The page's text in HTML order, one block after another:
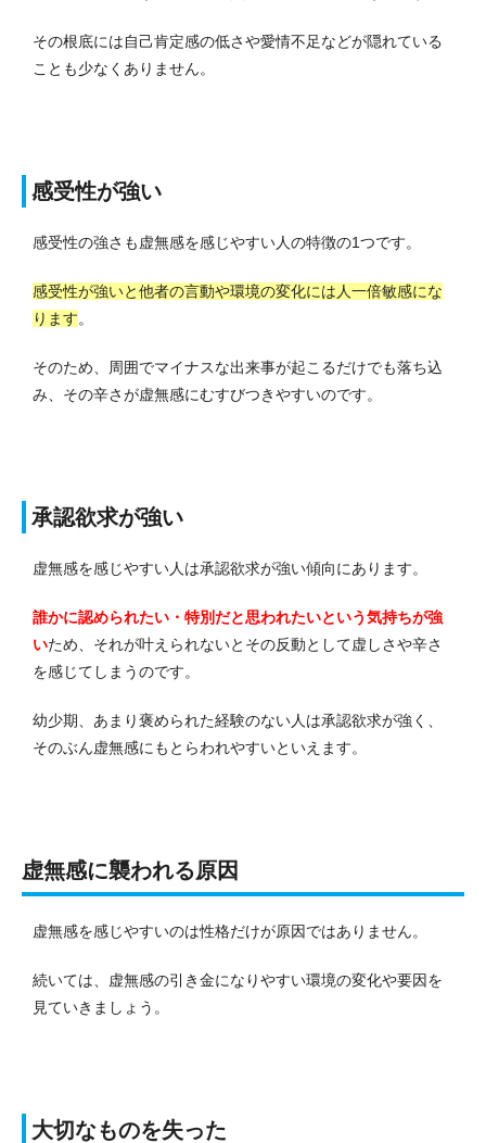
その根底には自己肯定感の低さや愛情不足などが隠れている
ことも少なくありません。
感受性が強い
感受性の強さも虚無感を感じやすい人の特徴の1つです。
感受性が強いと他者の言動や環境の変化には人一倍敏感にな
ります。
そのため、周囲でマイナスな出来事が起こるだけでも落ち込
み、その辛さが虚無感にむすびつきやすいのです。
承認欲求が強い
虚無感を感じやすい人は承認欲求が強い傾向にあります。
誰かに認められたい・特別だと思われたいという気持ちが強
いため、それが叶えられないとその反動として虚しさや辛さ
を感じてしまうのです。
幼少期、あまり褒められた経験のない人は承認欲求が強く、
そのぶん虚無感にもとらわれやすいといえます。
虚無感に襲われる原因
虚無感を感じやすいのは性格だけが原因ではありません。
続いては、虚無感の引き金になりやすい環境の変化や要因を
見ていきましょう。
大切なものを失った